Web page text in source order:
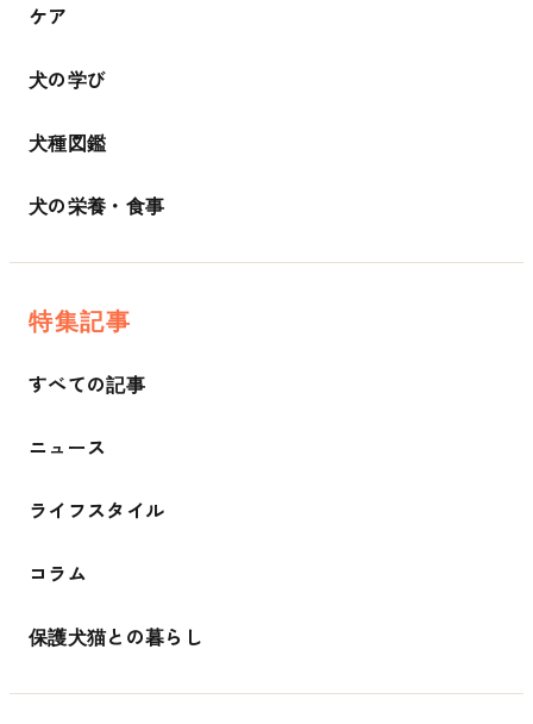
ケア
犬の学び
犬種図鑑
犬の栄養・食事
特集記事
すべての記事
ニュース
ライフスタイル
コラム
保護犬猫との暮らし